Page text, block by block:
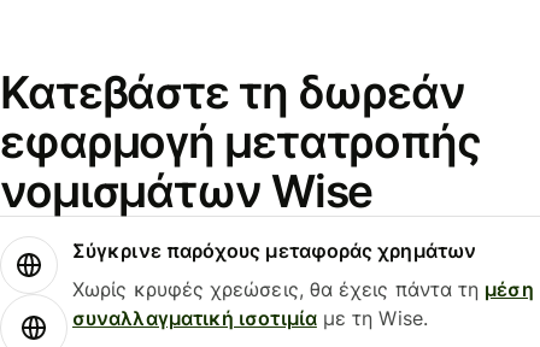
Κατεβάστε τη δωρεάν
εφαρμογή μετατροπής
νομισμάτων Wise
Σύγκρινε παρόχους μεταφοράς χρημάτων
Χωρίς κρυφές χρεώσεις, θα έχεις πάντα τη μέση
συναλλαγματική ισοτιμίαμε τη Wise.